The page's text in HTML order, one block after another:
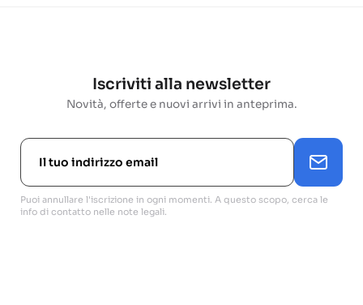
Iscriviti alla newsletter
Novità, offerte e nuovi arrivi in anteprima.
Puoi annullare l'iscrizione in ogni momenti. A questo scopo, cerca le
info di contatto nelle note legali.